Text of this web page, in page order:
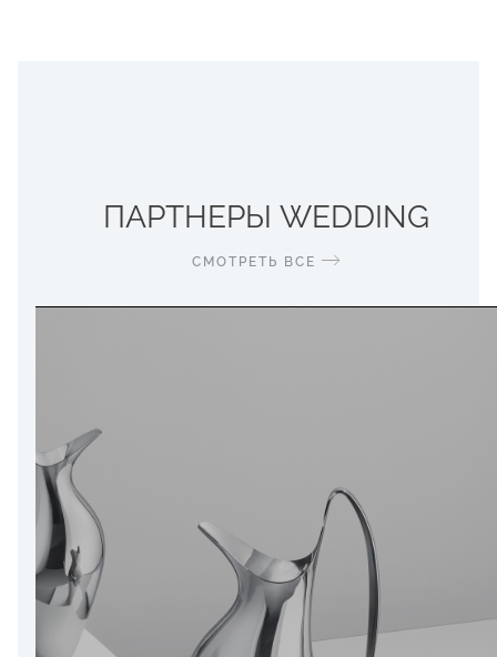
ПАРТНЕРЫ WEDDING
СМОТРЕТЬ ВСЕ